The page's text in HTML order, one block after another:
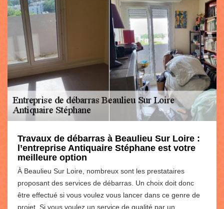
Travaux de débarras à Beaulieu Sur Loire :
l’entreprise Antiquaire Stéphane est votre
meilleure option
À Beaulieu Sur Loire, nombreux sont les prestataires
proposant des services de débarras. Un choix doit donc
être effectué si vous voulez vous lancer dans ce genre de
projet. Si vous voulez un service de qualité par un